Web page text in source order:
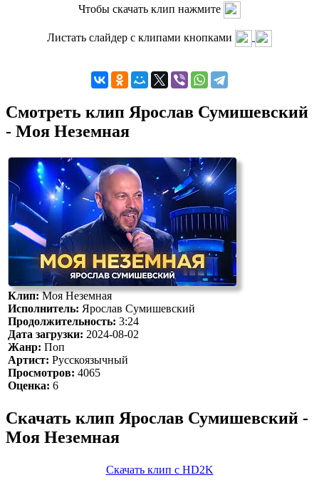
Чтобы скачать клип нажмите
Листать слайдер с клипами кнопками
Смотреть клип Ярослав Сумишевский
- Моя Неземная
Клип:Моя Неземная
Исполнитель: Ярослав Сумишевский
Продолжительность: 3:24
Дата загрузки: 2024-08-02
Жанр: Поп
Артист: Русскоязычный
Просмотров: 4065
Оценка: 6
Скачать клип Ярослав Сумишевский -
Моя Неземная
Скачать клип с HD2K